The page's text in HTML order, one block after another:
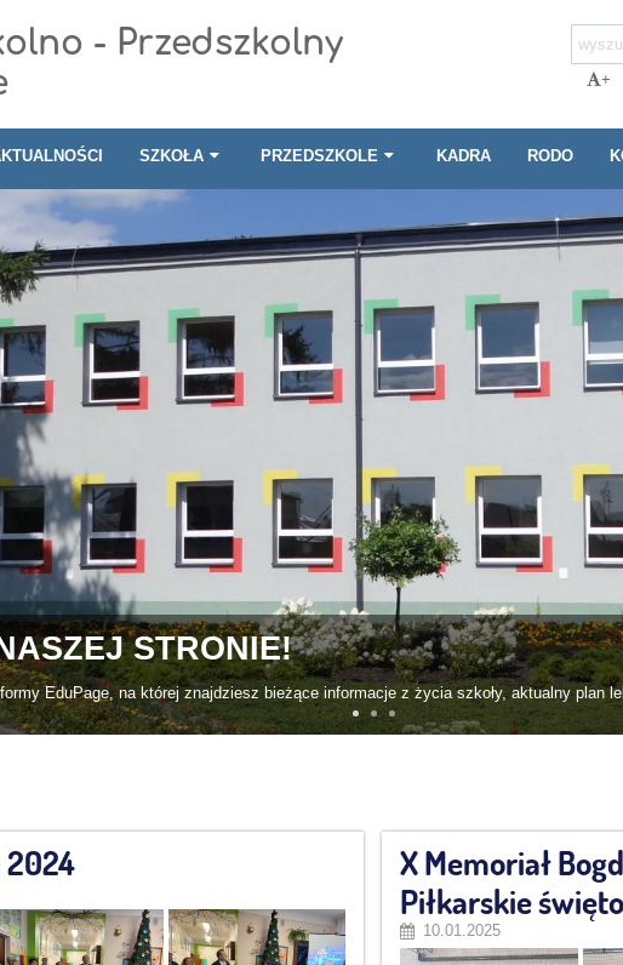
- Przedszkolny
+
SZKOŁA PRZEDSZKOLE KADRA RODO
2024
X Memoriał
Piłkarskie
10.01.2025